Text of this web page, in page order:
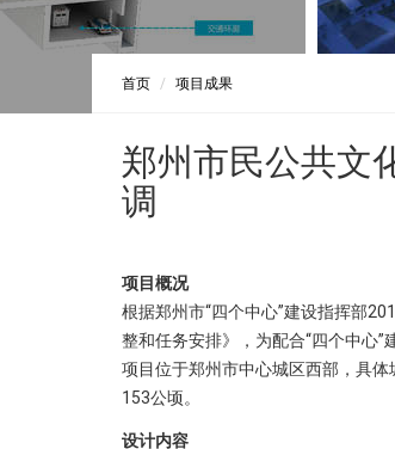
首页 项目成果
郑州市民公共文
调
项目概况
根据郑州市“四个中心”建设指挥部
整和任务安排》，为配合“四个中心”
项目位于郑州市中心城区西部，具
153公顷。
设计内容